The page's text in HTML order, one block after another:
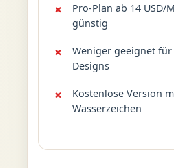
Pro-Plan ab 14 USD/
günstig
Weniger geeignet
Designs
Kostenlose Version
Wasserzeichen